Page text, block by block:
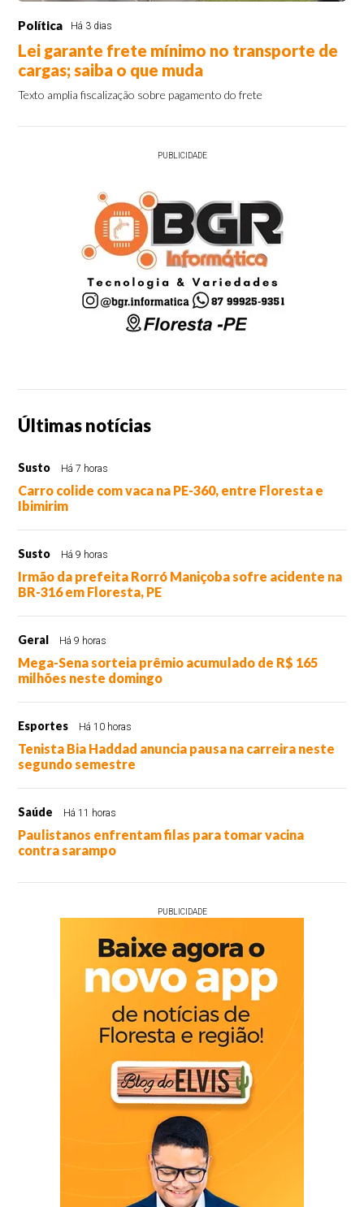
Política Há 3 dias
Lei garante frete mínimo no transporte de
cargas; saiba o que muda
Texto amplia fiscalização sobre pagamento do frete
PUBLICIDADE
Últimas notícias
Susto Há 7 horas
Carro colide com vaca na PE-360, entre Floresta e
Ibimirim
Susto Há 9 horas
Irmão da prefeita Rorró Maniçoba sofre acidente na
BR-316 em Floresta, PE
Geral Há 9 horas
Mega-Sena sorteia prêmio acumulado de R$ 165
milhões neste domingo
Esportes Há 10 horas
Tenista Bia Haddad anuncia pausa na carreira neste
segundo semestre
Saúde Há 11 horas
Paulistanos enfrentam filas para tomar vacina
contra sarampo
PUBLICIDADE